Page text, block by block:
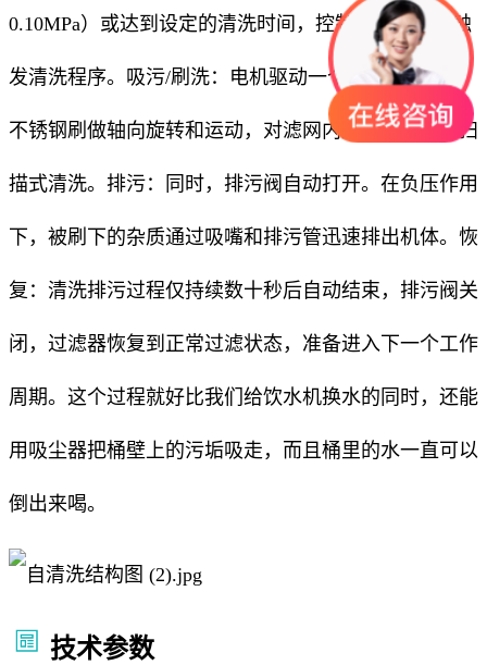
0.10MPa）或达到设定的清洗时间，控制系统会自动触
发清洗程序。吸污/刷洗：电机驱动一个吸污扫描器或
不锈钢刷做轴向旋转和运动，对滤网内壁进行全面的扫
描式清洗。 排污：同时，排污阀自动打开。在负压作用
下，被刷下的杂质通过吸嘴和排污管迅速排出机体。恢
复 ：清洗排污过程仅持续数十秒后自动结束，排污阀关
闭，过滤器恢复到正常过滤状态，准备进入下一个工作
周期。这个过程就好比我们给饮水机换水的同时，还能
用吸尘器把桶壁上的污垢吸走，而且桶里的水一直可以
倒出来喝。
技术参数